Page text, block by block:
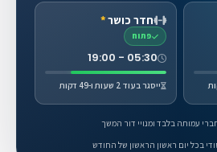
חדר כושר*
פתוח
05:30 - 19:00
ייסגר בעוד 2 שעות ו-49 דקות
עמותה בלבד ומנויי דור המשך
בכל יום ראשון הראשון של החודש